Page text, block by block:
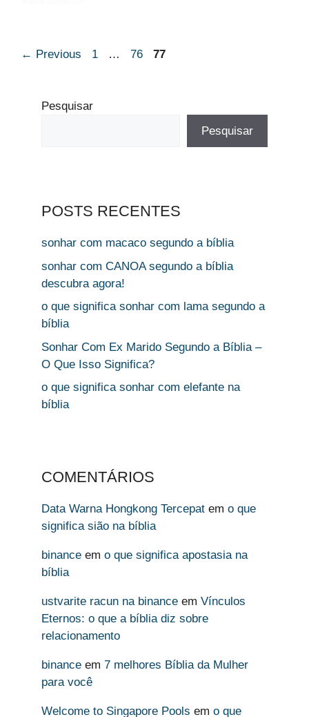
← Previous Page
1 … Page
76 Page
77
Pesquisar
Pesquisar
POSTS RECENTES
sonhar com macaco segundo a bíblia
sonhar com CANOA segundo a bíblia
descubra agora!
o que significa sonhar com lama segundo a
bíblia
Sonhar Com Ex Marido Segundo a Bíblia –
O Que Isso Significa?
o que significa sonhar com elefante na
bíblia
COMENTÁRIOS
Data Warna Hongkong Tercepat em o que
significa sião na bíblia
binance em o que significa apostasia na
bíblia
ustvarite racun na binance em Vínculos
Eternos: o que a bíblia diz sobre
relacionamento
binance em 7 melhores Bíblia da Mulher
para você
Welcome to Singapore Pools em o que